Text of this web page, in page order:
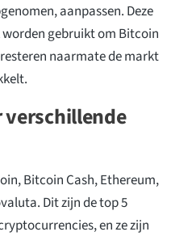
aanpassen. Deze
gebruikt om Bitcoin
naarmate de markt
Bitcoin Cash, Ethereum,
Dit zijn de top 5
en ze zijn